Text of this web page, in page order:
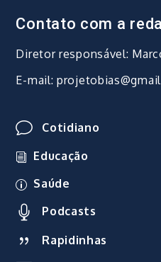
Contato com a
Diretor responsável:
E-mail:
Cotidiano
Educação
Saúde
Podcasts
Rapidinhas